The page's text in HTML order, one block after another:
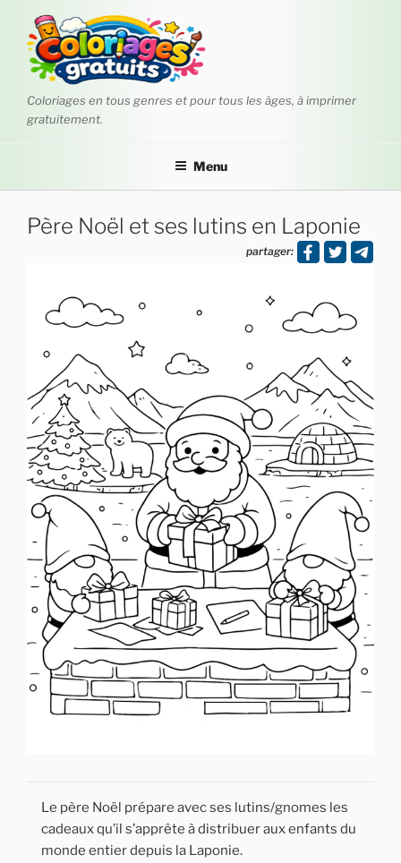
contenu
principal
Coloriages en tous genres et pour tous les âges, à imprimer
gratuitement.
Menu
Père Noël et ses lutins en Laponie
partager:
Le père Noël prépare avec ses lutins/gnomes les
cadeaux qu’il s’apprête à distribuer aux enfants du
monde entier depuis la Laponie.